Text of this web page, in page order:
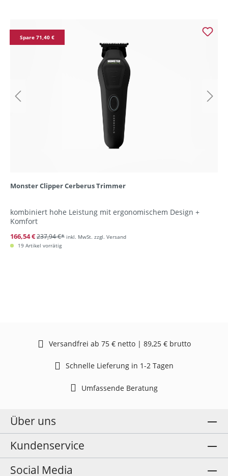
Spare 71,40 €
Monster Clipper Cerberus Trimmer
kombiniert hohe Leistung mit ergonomischem Design +
Komfort
166,54 €237,94 €* inkl. MwSt. zzgl. Versand
19 Artikel vorrätig
Versandfrei ab 75 € netto | 89,25 € brutto
Schnelle Lieferung in 1-2 Tagen
Umfassende Beratung
Über uns
Kundenservice
Social Media